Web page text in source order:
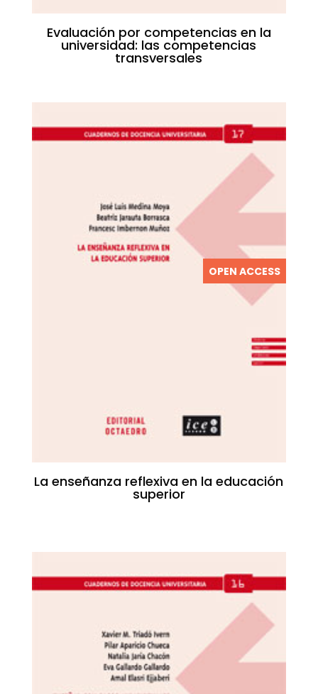
Evaluación por competencias en la
universidad: las competencias
transversales
OPEN ACCESS
La enseñanza reflexiva en la educación
superior